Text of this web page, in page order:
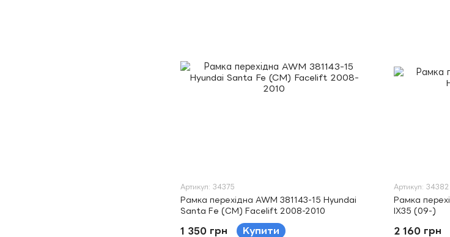
Артикул: 34375
Рамка перехідна AWM 381143-15 Hyundai
Santa Fe (CM) Facelift 2008-2010
1 350 грн Купити
Артикул: 34382
Рамка
IX35 (09-)
2 160 грн